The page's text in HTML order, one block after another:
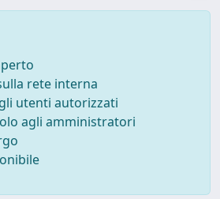
rete interna
utenti autorizzati
agli amministratori